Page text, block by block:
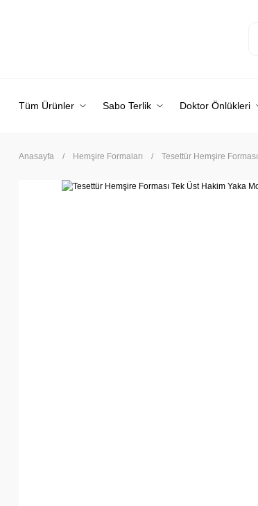
Tüm Ürünler Sabo Terlik Doktor Önlükleri
Anasayfa Hemşire Formaları Tesettür Hemşire Forması